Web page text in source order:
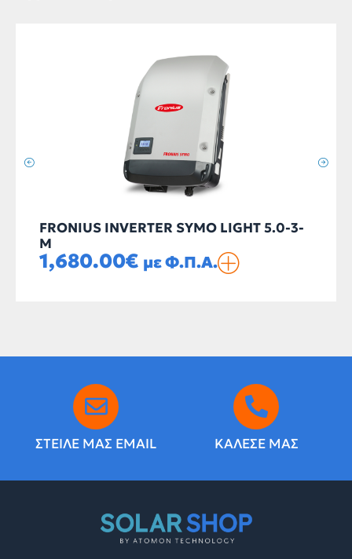
FRONIUS INVERTER SYMO LIGHT 5.0-3-
M
1,680.00€ με Φ.Π.Α.
ΣΤΕΙΛΕ ΜΑΣ EMAIL ΚΑΛΕΣΕ ΜΑΣ